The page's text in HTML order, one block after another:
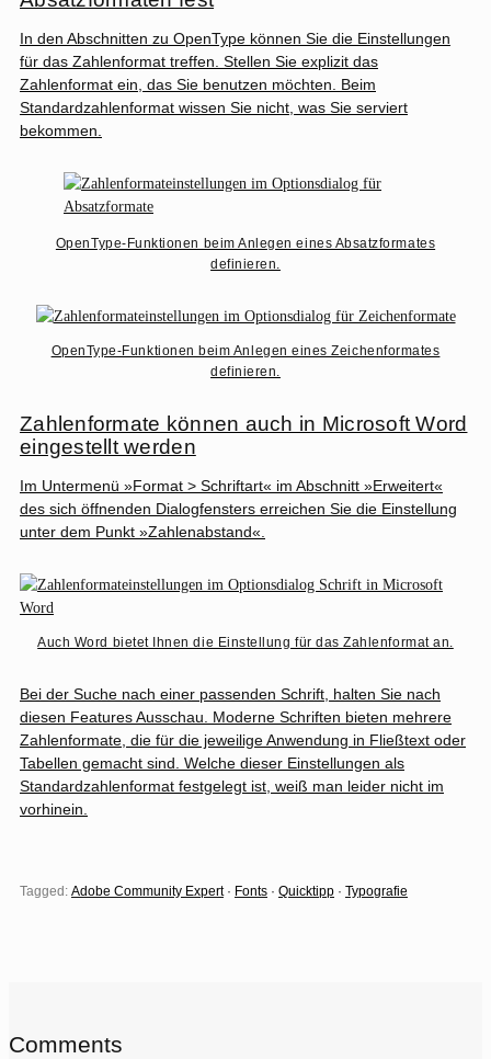
In den Abschnitten zu OpenType können Sie die Einstellungen
für das Zahlenformat treffen. Stellen Sie explizit das
Zahlenformat ein, das Sie benutzen möchten. Beim
Standardzahlenformat wissen Sie nicht, was Sie serviert
bekommen.
OpenType-Funktionen beim Anlegen eines Absatzformates
definieren.
OpenType-Funktionen beim Anlegen eines Zeichenformates
definieren.
Zahlenformate können auch in Microsoft Word
eingestellt werden
Im Untermenü »Format > Schriftart« im Abschnitt »Erweitert«
des sich öffnenden Dialogfensters erreichen Sie die Einstellung
unter dem Punkt »Zahlenabstand«.
Auch Word bietet Ihnen die Einstellung für das Zahlenformat an.
Bei der Suche nach einer passenden Schrift, halten Sie nach
diesen Features Ausschau. Moderne Schriften bieten mehrere
Zahlenformate, die für die jeweilige Anwendung in Fließtext oder
Tabellen gemacht sind. Welche dieser Einstellungen als
Standardzahlenformat festgelegt ist, weiß man leider nicht im
vorhinein.
Tagged: Adobe Community Expert· Fonts · Quicktipp · Typografie
Comments